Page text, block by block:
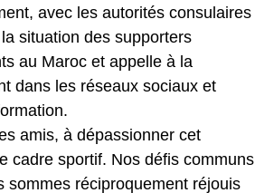
avec les autorités consulaires
situation des supporters
au Maroc et appelle à la
dans les réseaux sociaux et
amis, à dépassionner cet
cadre sportif. Nos défis communs
sommes réciproquement réjouis